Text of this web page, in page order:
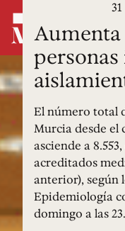
El número total
Murcia desde el
asciende a
acreditados
anterior), según
Epidemiología
domingo a las